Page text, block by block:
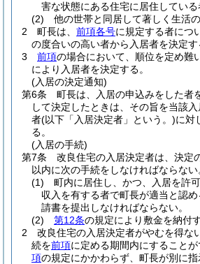
害な状態にある住宅に居住している
(2)
他の世帯と同居して著しく生活
2
町長は、 前項各号に規定する者につ
の度合いの高い者から入居者を決定す
3
前項の場合において、順位を定め難
により入居者を決定する。
(入居の決定通知)
第6条
町長は、入居の申込みをした者
して決定したときは、その旨を当該
者(以下「入居決定者」という。)に対
る。
(入居の手続)
第7条
改良住宅の入居決定者は、決定
以内に次の手続をしなければならない
(1)
町内に居住し、かつ、入居を許
収入を有する者で町長が適当と認
請書を提出しなければならない。
(2)
第12条の規定により敷金を納付
2
改良住宅の入居決定者がやむを得な
続を前項に定める期間内にすることが
項の規定にかかわらず、町長が別に